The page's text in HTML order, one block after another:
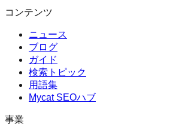
コンテンツ
ニュース
ブログ
ガイド
検索トピック
用語集
Mycat SEOハブ
事業